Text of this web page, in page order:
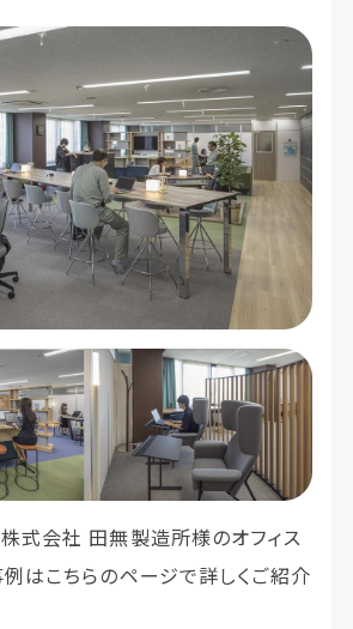
式会社 田無製造所様のオフィス
例はこちらのページで詳しくご紹介